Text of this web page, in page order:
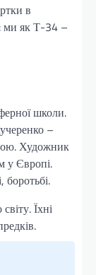
в
ми як Т-34 –
школи.
–
Художник
у Європі.
боротьбі.
Їхні